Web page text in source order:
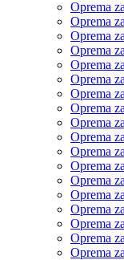
Oprema
Oprema
Oprema
Oprema
Oprema
Oprema
Oprema
Oprema
Oprema
Oprema
Oprema
Oprema
Oprema
Oprema
Oprema
Oprema
Oprema
Oprema